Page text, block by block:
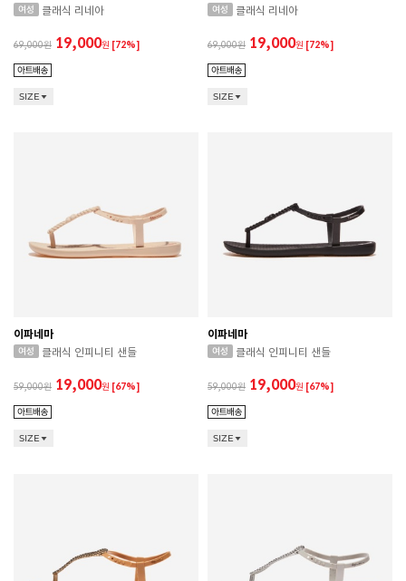
클래식 리네아
69,000 19,000원 [72%]
SIZE
클래식 리네아
69,000 19,000원 [72%]
SIZE
이파네마
클래식 인피니티 샌들
59,000 19,000원 [67%]
SIZE
이파네마
클래식 인피니티 샌들
59,000 19,000원 [67%]
SIZE